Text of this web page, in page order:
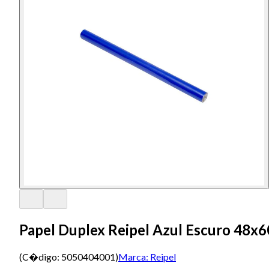
Papel Duplex Reipel Azul Escuro
(C�digo: 5050404001)Marca: Reipel